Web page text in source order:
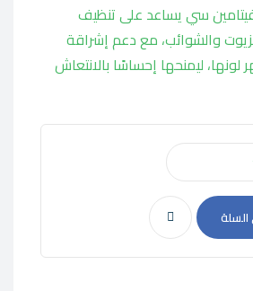
سي يساعد على تنظيف
والشوائب، مع دعم إشراقة
ليمنحها إحساسًا بالانتعاش